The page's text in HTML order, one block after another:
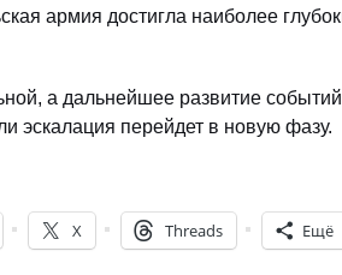
армия достигла наиболее
а дальнейшее развитие событий
эскалация перейдет в новую фазу.
X Threads Ещё